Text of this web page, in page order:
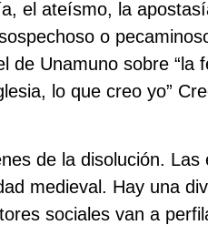
el ateísmo, la
o
Unamuno sobre “la
lo que creo yo”
de la disolución.
medieval. Hay una
sociales van a